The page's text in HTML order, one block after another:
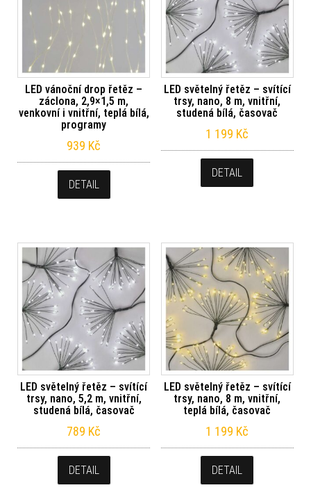
LED vánoční drop řetěz –
záclona, 2,9×1,5 m,
venkovní i vnitřní, teplá bílá,
programy
939 Kč
DETAIL
LED světelný řetěz – svítící
trsy, nano, 8 m, vnitřní,
studená bílá, časovač
1 199 Kč
DETAIL
LED světelný řetěz – svítící
trsy, nano, 5,2 m, vnitřní,
studená bílá, časovač
789 Kč
DETAIL
LED světelný řetěz – svítící
trsy, nano, 8 m, vnitřní,
teplá bílá, časovač
1 199 Kč
DETAIL